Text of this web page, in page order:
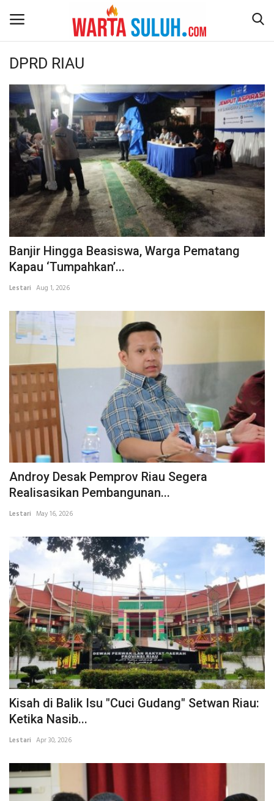
Home
NEWS
JAZIRAH RIAU
POLITIK
EKSBIS
PSPS PEKANBARU
LIFESTYLE
HEALTHY
DPRD RIAU
Banjir Hingga Beasiswa, Warga Pematang
Kapau ‘Tumpahkan’...
Lestari Aug 1, 2026
Androy Desak Pemprov Riau Segera
Realisasikan Pembangunan...
Lestari May 16, 2026
Kisah di Balik Isu "Cuci Gudang" Setwan Riau:
Ketika Nasib...
Lestari Apr 30, 2026